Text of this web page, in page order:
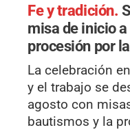
Fe y tradición.
misa de inicio
procesión por
La celebración
y el trabajo se
agosto con
bautismos y la